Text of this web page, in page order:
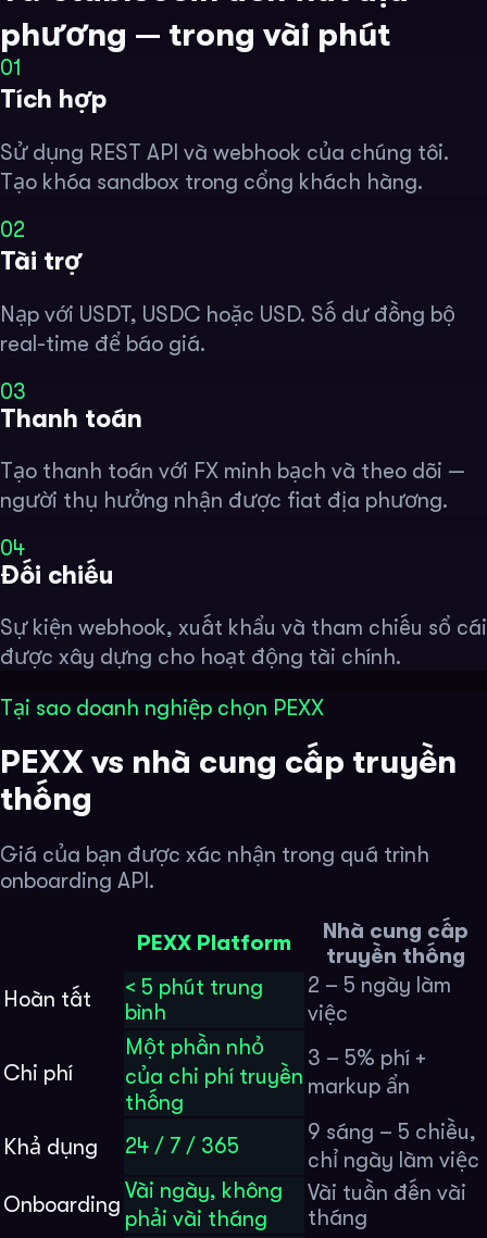
phương — trong vài phút
01
Tích hợp
Sử dụng REST API và webhook của chúng tôi.
Tạo khóa sandbox trong cổng khách hàng.
02
Tài trợ
Nạp với USDT, USDC hoặc USD. Số dư đồng bộ
real-time để báo giá.
03
Thanh toán
Tạo thanh toán với FX minh bạch và theo dõi —
người thụ hưởng nhận được fiat địa phương.
04
Đối chiếu
Sự kiện webhook, xuất khẩu và tham chiếu sổ cái
được xây dựng cho hoạt động tài chính.
Tại sao doanh nghiệp chọn PEXX
PEXX vs nhà cung cấp truyền
thống
Giá của bạn được xác nhận trong quá trình
onboarding API.
PEXX Platform
Nhà cung cấp
truyền thống
Hoàn tất
< 5 phút trung
bình
2 – 5 ngày làm
việc
Chi phí
Một phần nhỏ
của chi phí truyền
thống
3 – 5% phí +
markup ẩn
Khả dụng 24 / 7 / 365
9 sáng – 5 chiều,
chỉ ngày làm việc
Onboarding
Vài ngày, không
phải vài tháng
Vài tuần đến vài
tháng